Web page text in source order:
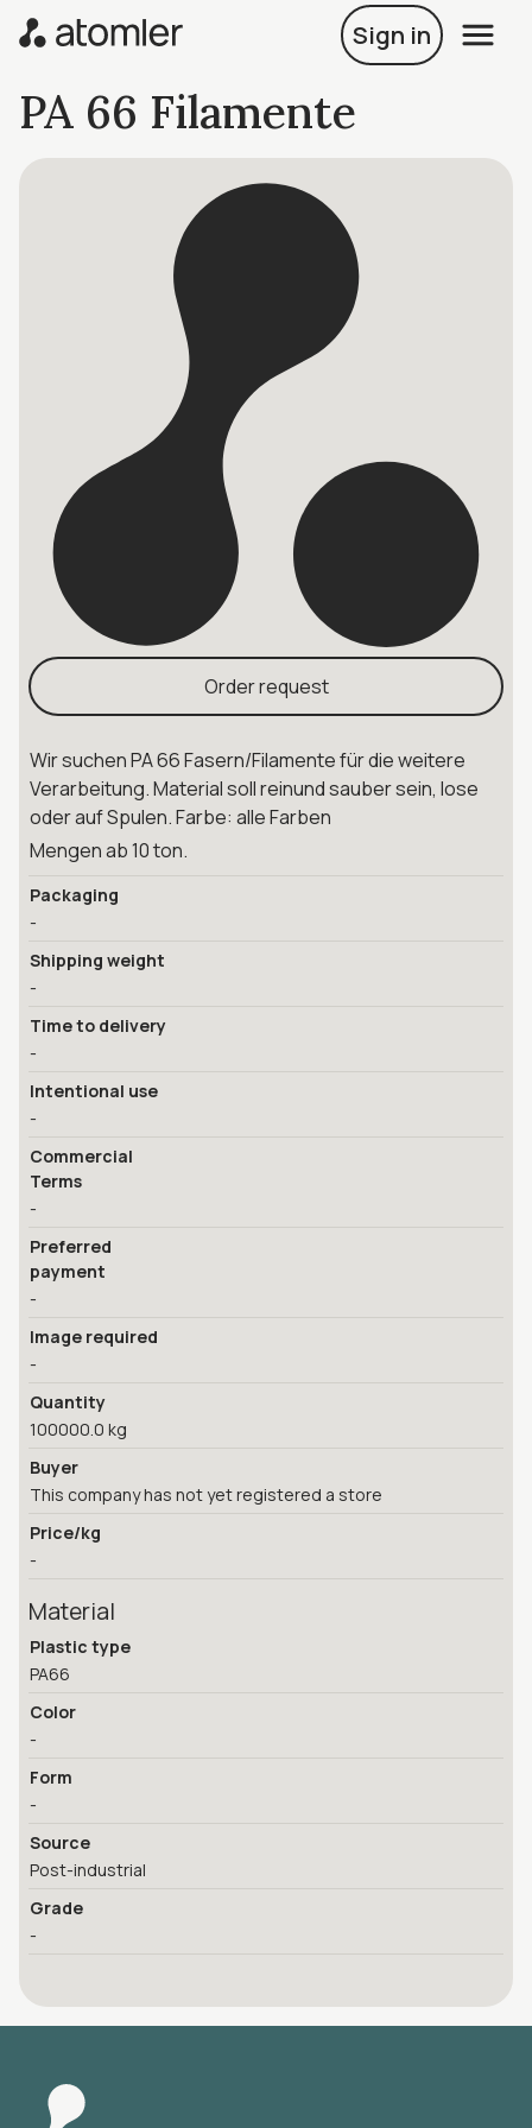
Sign in
PA 66 Filamente
Order request
Wir suchen PA 66 Fasern/Filamente für die weitere
Verarbeitung. Material soll reinund sauber sein, lose
oder auf Spulen. Farbe: alle Farben
Mengen ab 10 ton.
Packaging
-
Shipping weight
-
Time to delivery
-
Intentional use
-
Commercial
Terms
-
Preferred
payment
-
Image required
-
Quantity
100000.0 kg
Buyer
This company has not yet registered a store
Price/kg
-
Material
Plastic type
PA66
Color
-
Form
-
Source
Post-industrial
Grade
-